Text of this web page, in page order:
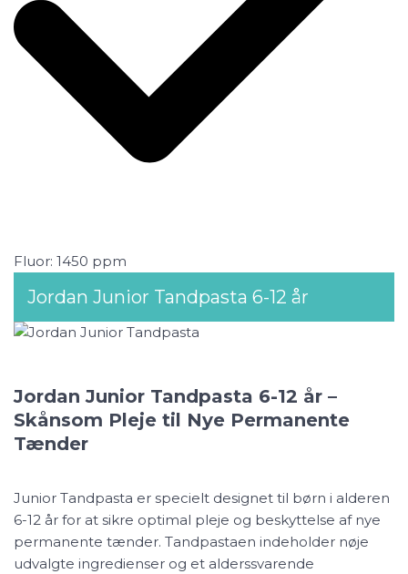
Fluor: 1450 ppm
Jordan Junior Tandpasta 6-12 år
Jordan Junior Tandpasta 6-12 år –
Skånsom Pleje til Nye Permanente
Tænder
Junior Tandpasta er specielt designet til børn i alderen
6-12 år for at sikre optimal pleje og beskyttelse af nye
permanente tænder. Tandpastaen indeholder nøje
udvalgte ingredienser og et alderssvarende